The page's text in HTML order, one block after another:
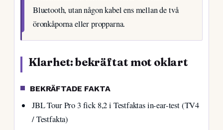
Bluetooth, utan någon kabel ens mellan de två
öronkåporna eller propparna.
Klarhet: bekräftat mot oklart
BEKRÄFTADE FAKTA
JBL Tour Pro 3 fick 8,2 i Testfaktas in-ear-test (TV4
/ Testfakta)